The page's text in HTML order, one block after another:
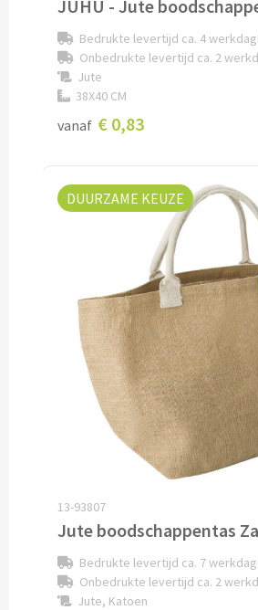
Cocktailsets bedrukken
Heupflesjes bedrukken
Proteine shakers bedrukken
Custom made
Custom made drinkflessen
Custom made IZY Bottles
Lunchbekers bedrukken
Voedselcontainers bedrukken
JUHU - Jute
Bedrukte levertijd ca. 4
Onbedrukte levertijd ca. 2
Jute
38X40 CM
vanaf € 0,83
DUURZAME KEUZE
13-93807
Jute boodschappentas
Bedrukte levertijd ca. 7
Onbedrukte levertijd ca. 2
Jute, Katoen